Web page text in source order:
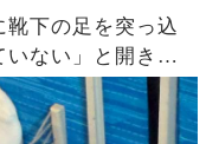
下の足を突っ込
ない」と開き直
ると…